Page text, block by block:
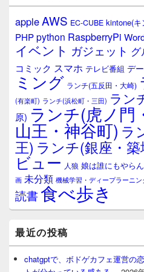
ウ
ィ
ジ
ェ
ア
appleAWS EC-CUBE kintone(
PHPpython RaspberryPi
イベント ガジェット グ
コミック スマホ テレビ番組 デ
ミング ランチ(五反田・大崎)
(有楽町) ランチ(浜松町・三田) ラン
原) ランチ(虎ノ門
山王・神谷町) ラ
王) ランチ(銀座・築
ビュー 人狼 娘は誰にもやらん
画 未分類 機械学習・ディープラーニン
読書食べ歩き
最近の投稿
chatgptで、ボドゲカフェ運営の